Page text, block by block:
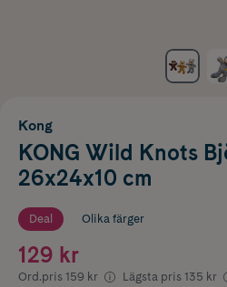
Kong
KONG Wild Knots
26x24x10 cm
Deal Olika färger
129 kr
Ord.pris 159 kr Lägsta pris 135 kr